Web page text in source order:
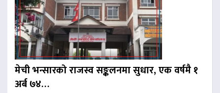
मेची भन्सारको राजस्व सङ्कलनमा सुधार, एक वर्षमै १
अर्ब ७४…